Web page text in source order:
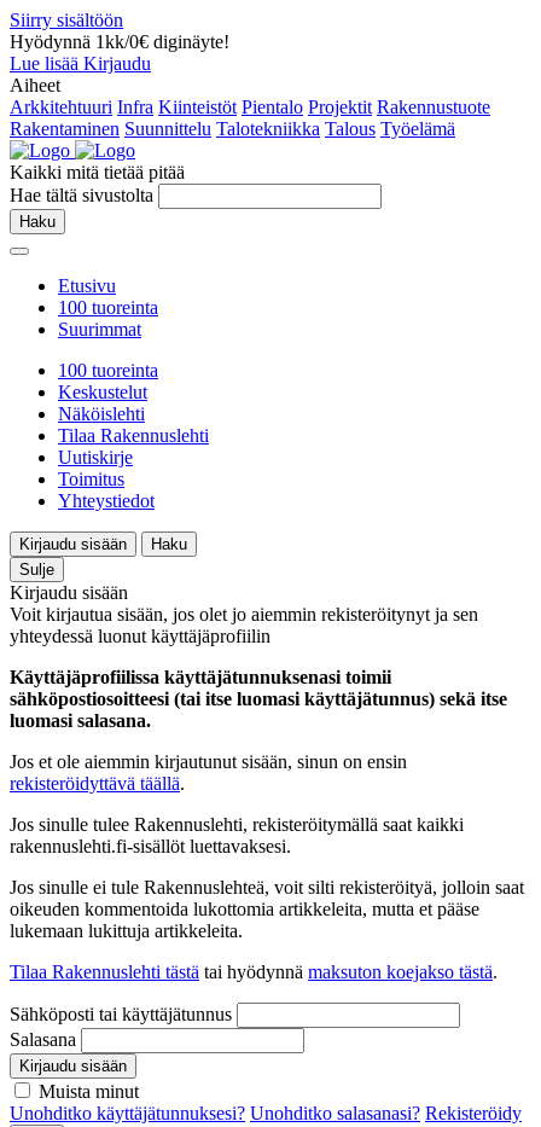
Siirry sisältöön
Hyödynnä 1kk/0€ diginäyte!
Lue lisää Kirjaudu
Aiheet
Arkkitehtuuri Infra Kiinteistöt Pientalo Projektit Rakennustuote
Rakentaminen Suunnittelu Talotekniikka Talous Työelämä
Kaikki mitä tietää pitää
Hae tältä sivustolta
Haku
Etusivu
100 tuoreinta
Suurimmat
100 tuoreinta
Keskustelut
Näköislehti
Tilaa Rakennuslehti
Uutiskirje
Toimitus
Yhteystiedot
Kirjaudu sisään
Haku
Sulje
Kirjaudu sisään
Voit kirjautua sisään, jos olet jo aiemmin rekisteröitynyt ja sen
yhteydessä luonut käyttäjäprofiilin
Käyttäjäprofiilissa käyttäjätunnuksenasi toimii
sähköpostiosoitteesi (tai itse luomasi käyttäjätunnus) sekä itse
luomasi salasana.
Jos et ole aiemmin kirjautunut sisään, sinun on ensin
rekisteröidyttävä täällä.
Jos sinulle tulee Rakennuslehti, rekisteröitymällä saat kaikki
rakennuslehti.fi-sisällöt luettavaksesi.
Jos sinulle ei tule Rakennuslehteä, voit silti rekisteröityä, jolloin saat
oikeuden kommentoida lukottomia artikkeleita, mutta et pääse
lukemaan lukittuja artikkeleita.
Tilaa Rakennuslehti tästä tai hyödynnä maksuton koejakso tästä.
Sähköposti tai käyttäjätunnus
Salasana
Kirjaudu sisään
Muista minut
Unohditko käyttäjätunnuksesi? Unohditko salasanasi? Rekisteröidy